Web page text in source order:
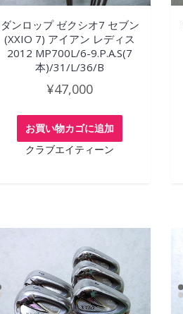
ダンロップ ゼクシオ7 セブン
(XXIO 7) アイアン レディス
2012 MP700L/6-9.P.A.S(7
本)/31/L/36/B
¥47,000
お買い物カゴに追加
クラブエイティーン